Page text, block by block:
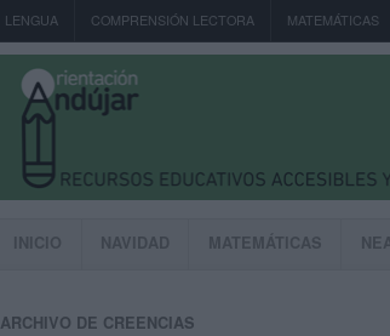
LENGUA COMPRENSIÓN LECTORA MATEMÁTICAS
INICIO NAVIDAD MATEMÁTICAS
ARCHIVO DE CREENCIAS